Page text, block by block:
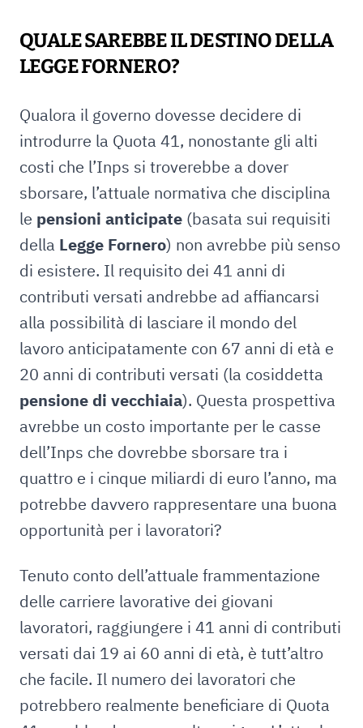
QUALE SAREBBE IL DESTINO DELLA
LEGGE FORNERO?
Qualora il governo dovesse decidere di
introdurre la Quota 41, nonostante gli alti
costi che l’Inps si troverebbe a dover
sborsare, l’attuale normativa che disciplina
le pensioni anticipate (basata sui requisiti
della Legge Fornero) non avrebbe più senso
di esistere. Il requisito dei 41 anni di
contributi versati andrebbe ad affiancarsi
alla possibilità di lasciare il mondo del
lavoro anticipatamente con 67 anni di età e
20 anni di contributi versati (la cosiddetta
pensione di vecchiaia). Questa prospettiva
avrebbe un costo importante per le casse
dell’Inps che dovrebbe sborsare tra i
quattro e i cinque miliardi di euro l’anno, ma
potrebbe davvero rappresentare una buona
opportunità per i lavoratori?
Tenuto conto dell’attuale frammentazione
delle carriere lavorative dei giovani
lavoratori, raggiungere i 41 anni di contributi
versati dai 19 ai 60 anni di età, è tutt’altro
che facile. Il numero dei lavoratori che
potrebbero realmente beneficiare di Quota